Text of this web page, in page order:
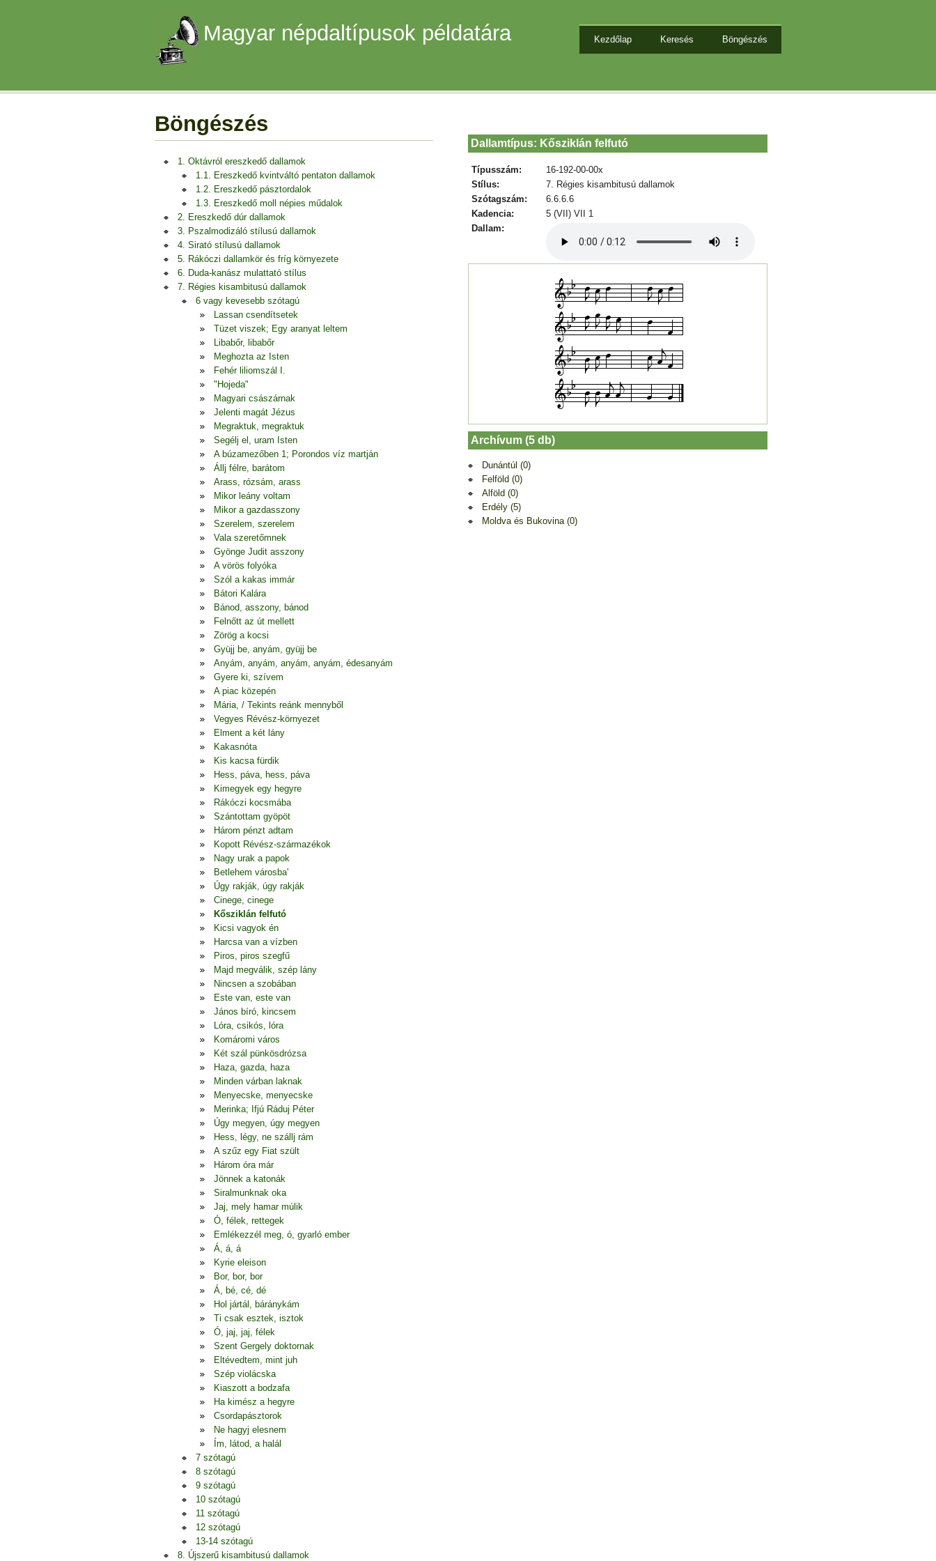
Magyar népdaltípusok példatára Kezdőlap Keresés Böngészés
Böngészés
1. Oktávról ereszkedő dallamok
1.1. Ereszkedő kvintváltó pentaton dallamok
1.2. Ereszkedő pásztordalok
1.3. Ereszkedő moll népies műdalok
2. Ereszkedő dúr dallamok
3. Pszalmodizáló stílusú dallamok
4. Sirató stílusú dallamok
5. Rákóczi dallamkör és fríg környezete
6. Duda-kanász mulattató stílus
7. Régies kisambitusú dallamok
6 vagy kevesebb szótagú
Lassan csendítsetek
Tüzet viszek; Egy aranyat leltem
Libabőr, libabőr
Meghozta az Isten
Fehér liliomszál I.
"Hojeda"
Magyari császárnak
Jelenti magát Jézus
Megraktuk, megraktuk
Segélj el, uram Isten
A búzamezőben 1; Porondos víz martján
Állj félre, barátom
Arass, rózsám, arass
Mikor leány voltam
Mikor a gazdasszony
Szerelem, szerelem
Vala szeretőmnek
Gyönge Judit asszony
A vörös folyóka
Szól a kakas immár
Bátori Kalára
Bánod, asszony, bánod
Felnőtt az út mellett
Zörög a kocsi
Gyüjj be, anyám, gyüjj be
Anyám, anyám, anyám, anyám, édesanyám
Gyere ki, szívem
A piac közepén
Mária, / Tekints reánk mennyből
Vegyes Révész-környezet
Elment a két lány
Kakasnóta
Kis kacsa fürdik
Hess, páva, hess, páva
Kimegyek egy hegyre
Rákóczi kocsmába
Szántottam gyöpöt
Három pénzt adtam
Kopott Révész-származékok
Nagy urak a papok
Betlehem városba'
Úgy rakják, úgy rakják
Cinege, cinege
Kősziklán felfutó
Kicsi vagyok én
Harcsa van a vízben
Piros, piros szegfű
Majd megválik, szép lány
Nincsen a szobában
Este van, este van
János bíró, kincsem
Lóra, csikós, lóra
Komáromi város
Két szál pünkösdrózsa
Haza, gazda, haza
Minden várban laknak
Menyecske, menyecske
Merinka; Ifjú Ráduj Péter
Úgy megyen, úgy megyen
Hess, légy, ne szállj rám
A szűz egy Fiat szült
Három óra már
Jönnek a katonák
Siralmunknak oka
Jaj, mely hamar múlik
Ó, félek, rettegek
Emlékezzél meg, ó, gyarló ember
Á, á, á
Kyrie eleison
Bor, bor, bor
Á, bé, cé, dé
Hol jártál, báránykám
Ti csak esztek, isztok
Ó, jaj, jaj, félek
Szent Gergely doktornak
Eltévedtem, mint juh
Szép violácska
Kiaszott a bodzafa
Ha kimész a hegyre
Csordapásztorok
Ne hagyj elesnem
Ím, látod, a halál
7 szótagú
8 szótagú
9 szótagú
10 szótagú
11 szótagú
12 szótagú
13-14 szótagú
8. Újszerű kisambitusú dallamok
Dallamtípus: Kősziklán felfutó
Típusszám:
16-192-00-00x
Stílus:
7. Régies kisambitusú dallamok
Szótagszám:
6.6.6.6
Kadencia:
5 (VII) VII 1
Dallam:
Archívum (5 db)
Dunántúl (0)
Felföld (0)
Alföld (0)
Erdély (5)
Moldva és Bukovina (0)